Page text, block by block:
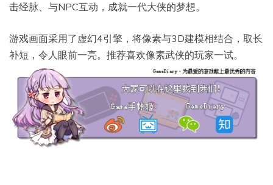
击经脉、与NPC互动，成就一代大侠的梦想。
游戏画面采用了虚幻4引擎，将像素与3D建模相结合，取长
补短，令人眼前一亮。推荐喜欢像素武侠的玩家一试。